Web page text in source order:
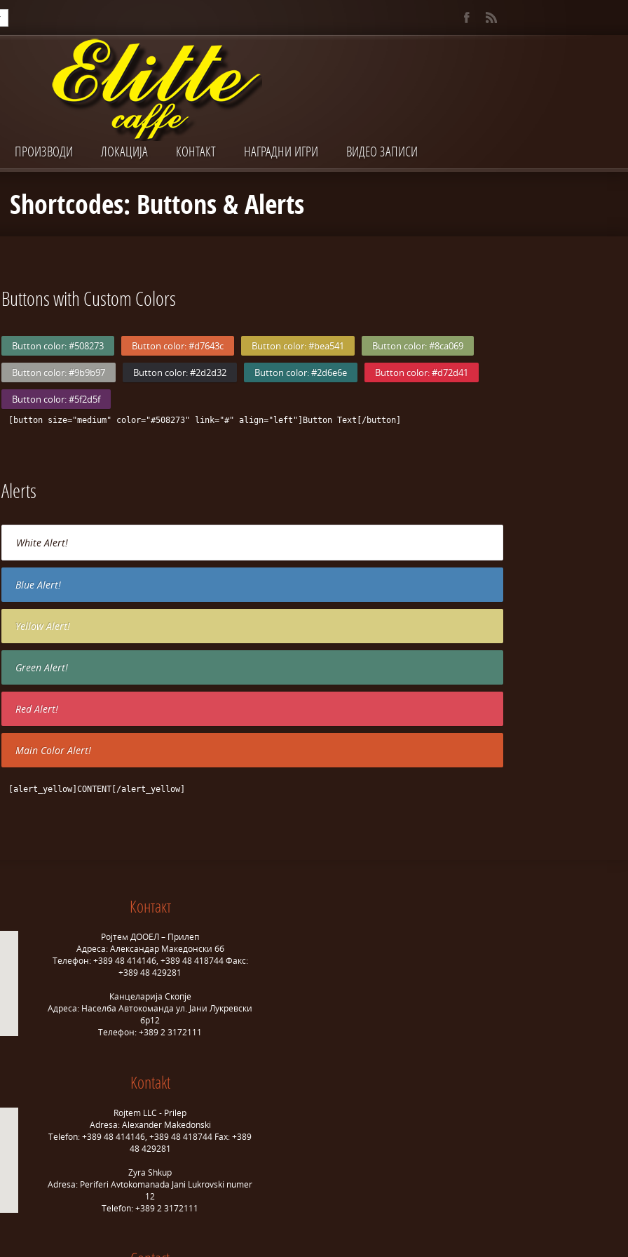
ПРОИЗВОДИ ЛОКАЦИЈА КОНТАКТ НАГРАДНИ ИГРИ ВИДЕО ЗАПИСИ
Shortcodes: Buttons & Alerts
Buttons with Custom Colors
Button color: #508273 Button color: #d7643c Button color: #bea541 Button color: #8ca069
Button color: #9b9b97 Button color: #2d2d32 Button color: #2d6e6e Button color: #d72d41
Button color: #5f2d5f
[button size="medium" color="#508273" link="#" align="left"]Button Text[/button]
Alerts
White Alert!
Blue Alert!
Yellow Alert!
Green Alert!
Red Alert!
Main Color Alert!
[alert_yellow]CONTENT[/alert_yellow]
Контакт
Ројтем ДООЕЛ – Прилеп
Адреса: Александар Македонски бб
Телефон: +389 48 414146, +389 48 418744 Факс:
+389 48 429281
Канцеларија Скопје
Адреса: Населба Автокоманда ул. Јани Лукревски
бр12
Телефон: +389 2 3172111
Kontakt
Rojtem LLC - Prilep
Adresa: Alexander Makedonski
Telefon: +389 48 414146, +389 48 418744 Fax: +389
48 429281
Zyra Shkup
Adresa: Periferi Avtokomanada Jani Lukrovski numer
12
Telefon: +389 2 3172111